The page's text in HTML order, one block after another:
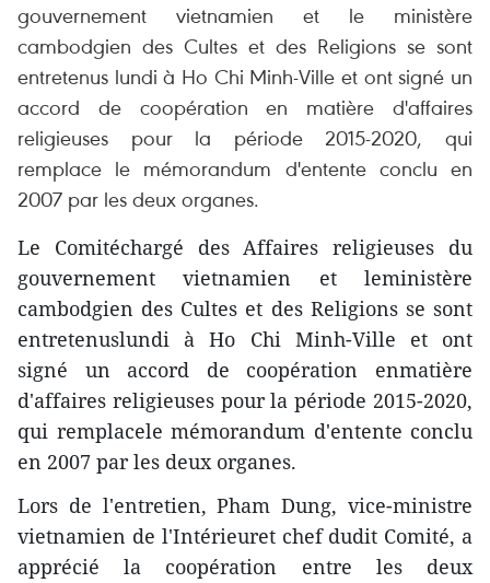
gouvernement vietnamien et le ministère
cambodgien des Cultes et des Religions se sont
entretenus lundi à Ho Chi Minh-Ville et ont signé un
accord de coopération en matière d'affaires
religieuses pour la période 2015-2020, qui
remplace le mémorandum d'entente conclu en
2007 par les deux organes.
Le Comitéchargé des Affaires religieuses du
gouvernement vietnamien et leministère
cambodgien des Cultes et des Religions se sont
entretenuslundi à Ho Chi Minh-Ville et ont
signé un accord de coopération enmatière
d'affaires religieuses pour la période 2015-2020,
qui remplacele mémorandum d'entente conclu
en 2007 par les deux organes.
Lors de l'entretien, Pham Dung, vice-ministre
vietnamien de l'Intérieuret chef dudit Comité, a
apprécié la coopération entre les deux